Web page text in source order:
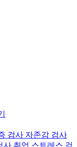
검사 자존감 검사
사 취업 스트레스 검